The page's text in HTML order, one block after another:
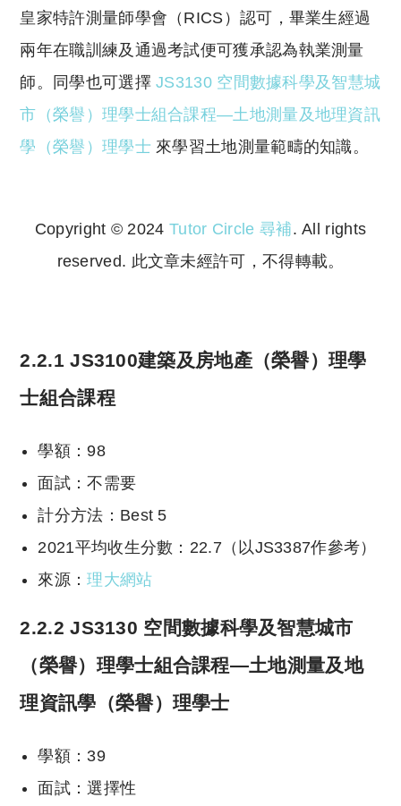
皇家特許測量師學會（RICS）認可，畢業生經過
兩年在職訓練及通過考試便可獲承認為執業測量
師。同學也可選擇JS3130 空間數據科學及智慧城
市（榮譽）理學士組合課程—土地測量及地理資訊
學（榮譽）理學士來學習土地測量範疇的知識。
Copyright © 2024 Tutor Circle 尋補. All rights
reserved. 此文章未經許可，不得轉載。
2.2.1 JS3100建築及房地產（榮譽）理學
士組合課程
學額：98
面試：不需要
計分方法：Best 5
2021平均收生分數：22.7（以JS3387作參考）
來源：理大網站
2.2.2 JS3130 空間數據科學及智慧城市
（榮譽）理學士組合課程—土地測量及地
理資訊學（榮譽）理學士
學額：39
面試：選擇性